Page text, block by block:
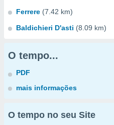
Ferrere (7.42 km)
Baldichieri D'asti (8.09 km)
O tempo...
PDF
mais informações
O tempo no seu Site